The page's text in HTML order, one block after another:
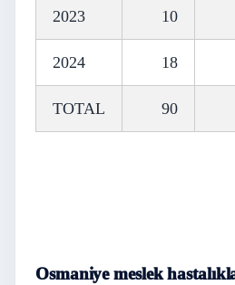
2023 10
2024 18
TOTAL 90
Osmaniye meslek